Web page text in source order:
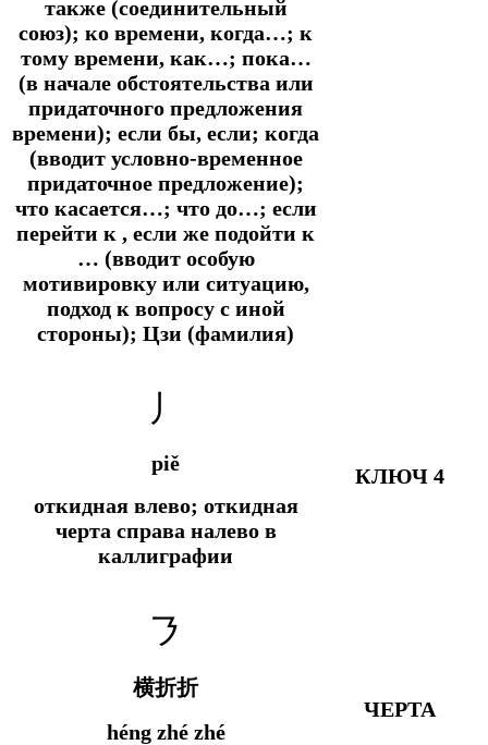
также (соединительный
союз); ко времени, когда…; к
тому времени, как…; пока…
(в начале обстоятельства или
придаточного предложения
времени); если бы, если; когда
(вводит условно-временное
придаточное предложение);
что касается…; что до…; если
перейти к , если же подойти к
… (вводит особую
мотивировку или ситуацию,
подход к вопросу с иной
стороны); Цзи (фамилия)
丿
piě
откидная влево; откидная
черта справа налево в
каллиграфии
КЛЮЧ 4
㇋
横折折
héng zhé zhé
ЧЕРТА